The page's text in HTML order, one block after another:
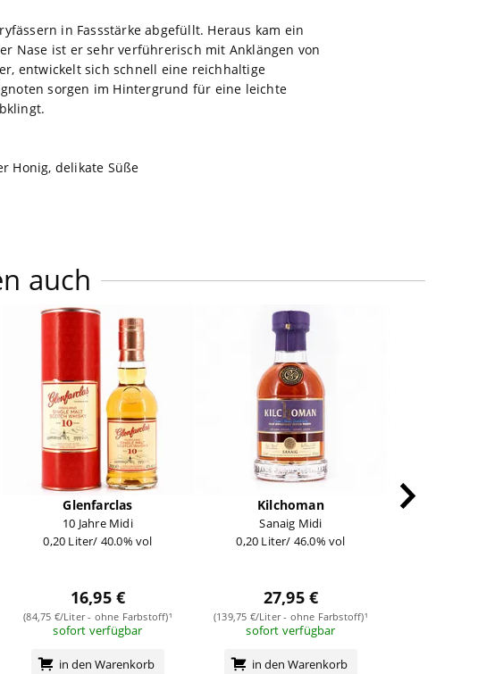
in Fassstärke abgefüllt. Heraus kam ein
Nase ist er sehr verführerisch mit Anklängen von
entwickelt sich schnell eine reichhaltige
sorgen im Hintergrund für eine leichte
Honig, delikate Süße
auch
Glenfarclas
10 Jahre Midi
0,20 Liter/ 40.0% vol
16,95 €
(84,75 €/Liter - ohne Farbstoff)¹
sofort verfügbar
in den Warenkorb
Kilchoman
Sanaig Midi
0,20 Liter/ 46.0% vol
27,95 €
(139,75 €/Liter - ohne Farbstoff)¹
sofort verfügbar
in den Warenkorb